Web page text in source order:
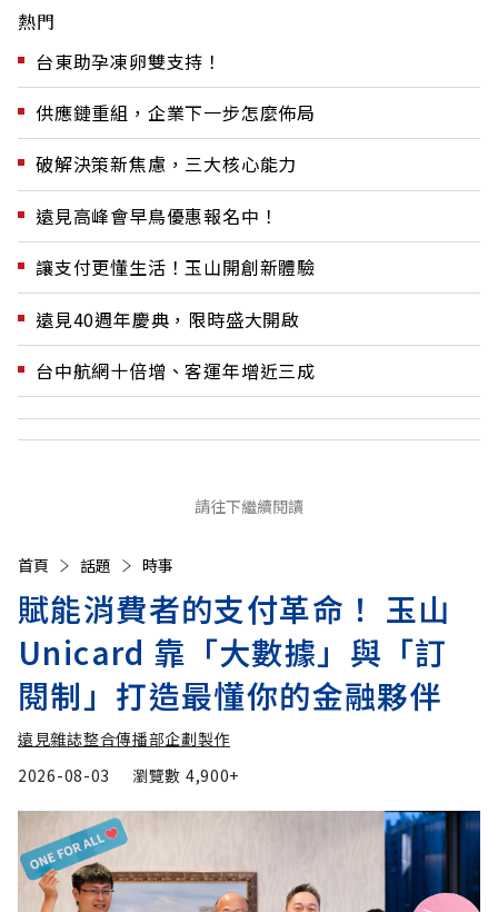
熱門
台東助孕凍卵雙支持！
供應鏈重組，企業下一步怎麼佈局
破解決策新焦慮，三大核心能力
遠見高峰會早鳥優惠報名中！
讓支付更懂生活！玉山開創新體驗
遠見40週年慶典，限時盛大開啟
台中航網十倍增、客運年增近三成
請往下繼續閱讀
首頁 話題 時事
賦能消費者的支付革命！ 玉山
Unicard 靠「大數據」與「訂
閱制」打造最懂你的金融夥伴
遠見雜誌整合傳播部企劃製作
2026-08-03
瀏覽數 4,900+